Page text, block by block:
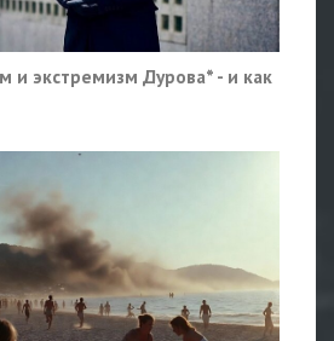
и экстремизм Дурова* - и как